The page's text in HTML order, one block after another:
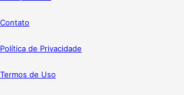
Contato
Política de Privacidade
Termos de Uso